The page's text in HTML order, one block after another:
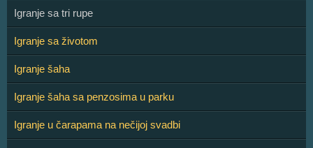
Igranje sa tri rupe
Igranje sa životom
Igranje šaha
Igranje šaha sa penzosima u parku
Igranje u čarapama na nečijoj svadbi